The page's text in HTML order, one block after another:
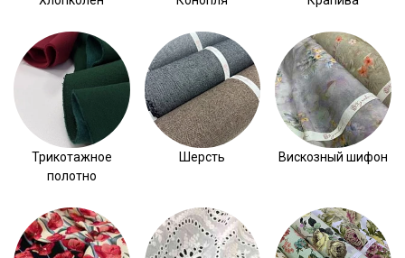
Трикотажное
полотно
Шерсть Вискозный шифон